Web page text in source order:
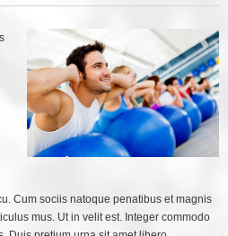
US
Cum sociis natoque penatibus et magnis
mus. Ut in velit est. Integer commodo